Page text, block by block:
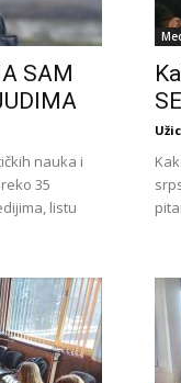
SAM
nauka i
35
listu